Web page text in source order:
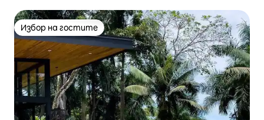
Избор на гостите
Избор на гостите